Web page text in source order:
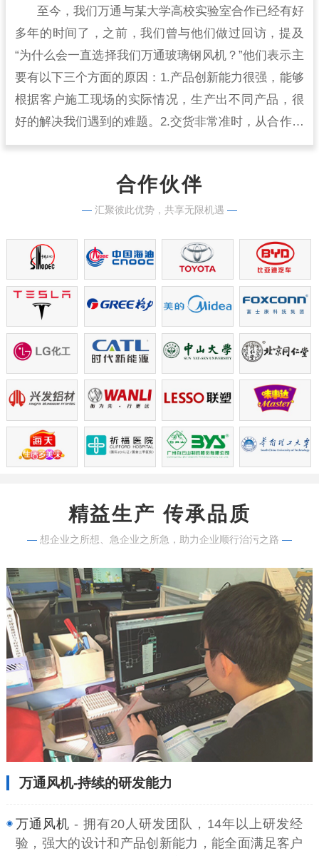
至今，我们万通与某大学高校实验室合作已经有好
多年的时间了，之前，我们曾与他们做过回访，提及
“为什么会一直选择我们万通玻璃钢风机？”他们表示主
要有以下三个方面的原因：1.产品创新能力很强，能够
根据客户施工现场的实际情况，生产出不同产品，很
好的解决我们遇到的难题。2.交货非常准时，从合作开
始到现在，从来没有出现过延时交货的情况，生产实
合作伙伴
— 汇聚彼此优势，共享无限机遇 —
精益生产 传承品质
— 想企业之所想、急企业之所急，助力企业顺行治污之路 —
万通风机-持续的研发能力
万通风机 - 拥有20人研发团队，14年以上研发经
验，强大的设计和产品创新能力，能全面满足客户